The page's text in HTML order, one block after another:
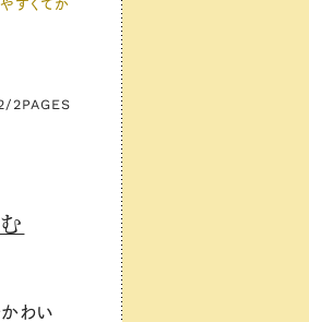
すくてか
2PAGES
わい